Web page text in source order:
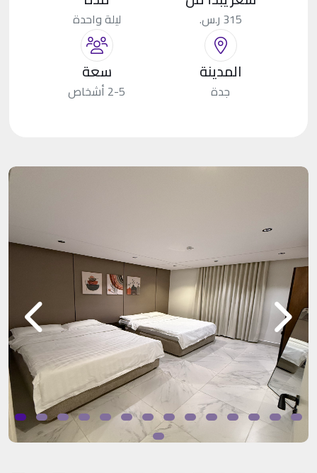
315 ر.س. ليلة واحدة
المدينة
جدة
سعة
2-5 أشخاص